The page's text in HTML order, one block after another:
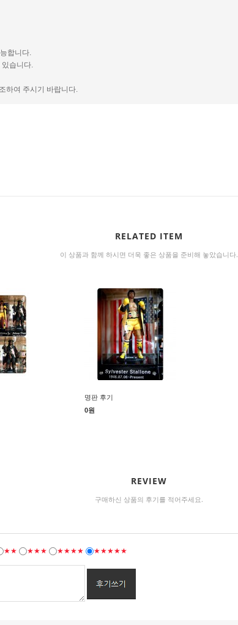
합니다.
있습니다.
하여 주시기 바랍니다.
RELATED ITEM
이 상품과 함께 하시면 더욱 좋은 상품을 준비해 놓았습니다.
명판 후기
0원
REVIEW
구매하신 상품의 후기를 적어주세요.
★★ ★★★ ★★★★ ★★★★★